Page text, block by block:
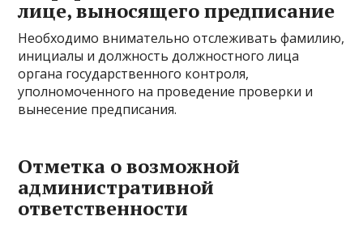
лице, выносящего предписание
Необходимо внимательно отслеживать фамилию,
инициалы и должность должностного лица
органа государственного контроля,
уполномоченного на проведение проверки и
вынесение предписания.
Отметка о возможной
административной
ответственности